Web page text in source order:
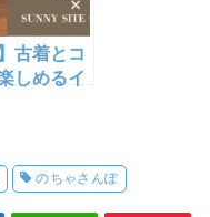
古着とコ
しめるイ
SITEのちゃさんぽ